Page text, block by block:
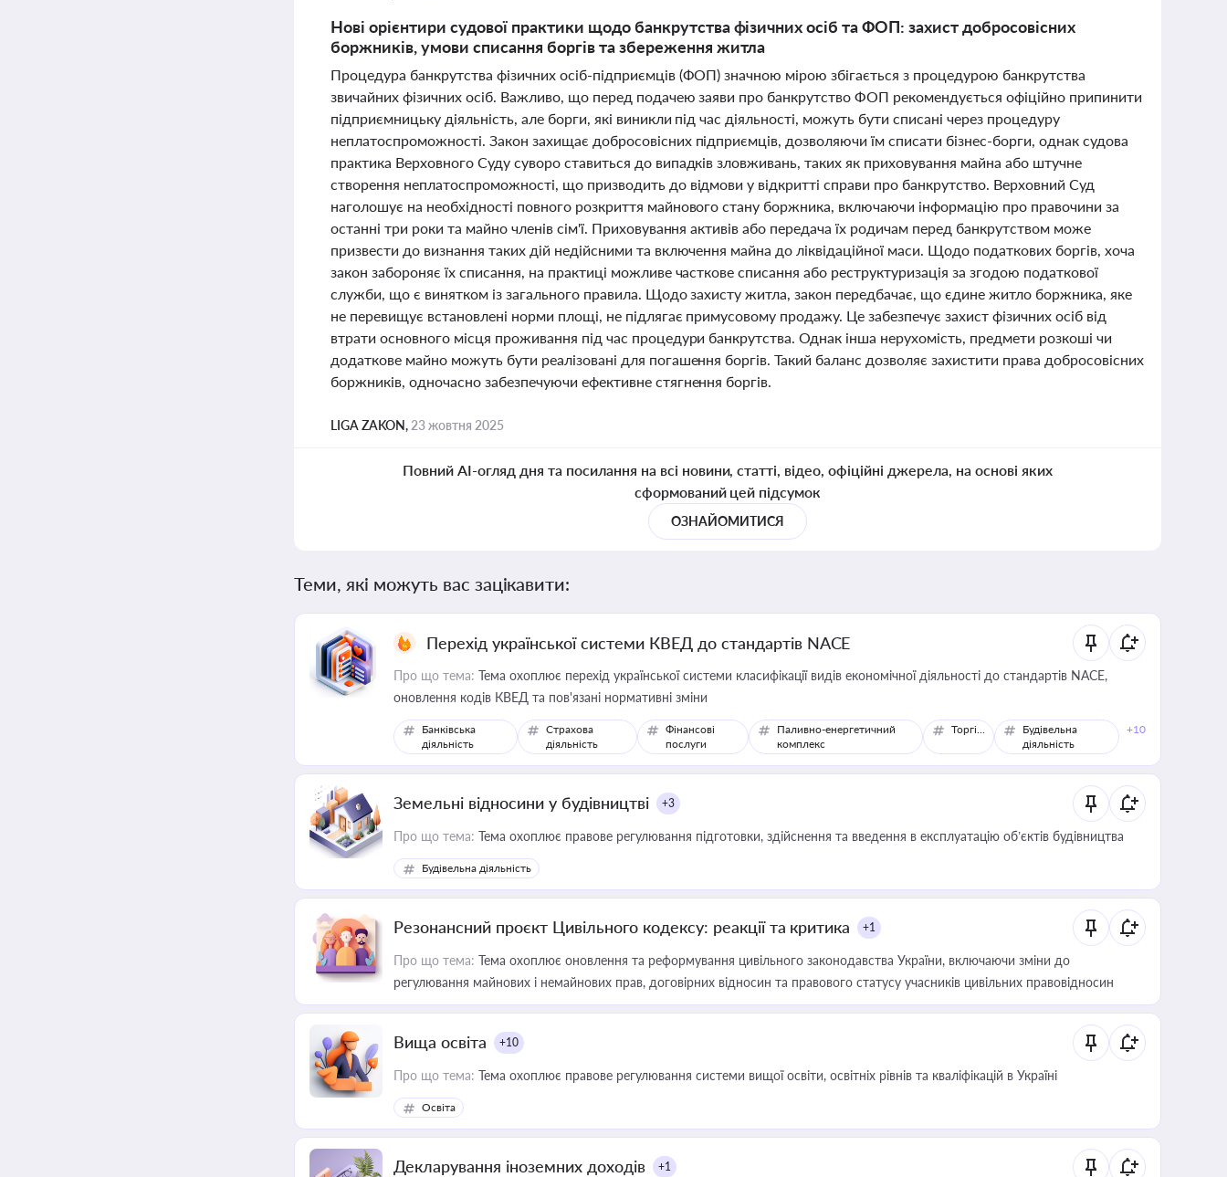
Нові орієнтири судової практики щодо банкрутства фізичних осіб та ФОП: захист добросовісних
боржників, умови списання боргів та збереження житла
Процедура банкрутства фізичних осіб-підприємців (ФОП) значною мірою збігається з процедурою банкрутства
звичайних фізичних осіб. Важливо, що перед подачею заяви про банкрутство ФОП рекомендується офіційно припинити
підприємницьку діяльність, але борги, які виникли під час діяльності, можуть бути списані через процедуру
неплатоспроможності. Закон захищає добросовісних підприємців, дозволяючи їм списати бізнес-борги, однак судова
практика Верховного Суду суворо ставиться до випадків зловживань, таких як приховування майна або штучне
створення неплатоспроможності, що призводить до відмови у відкритті справи про банкрутство. Верховний Суд
наголошує на необхідності повного розкриття майнового стану боржника, включаючи інформацію про правочини за
останні три роки та майно членів сім'ї. Приховування активів або передача їх родичам перед банкрутством може
призвести до визнання таких дій недійсними та включення майна до ліквідаційної маси. Щодо податкових боргів, хоча
закон забороняє їх списання, на практиці можливе часткове списання або реструктуризація за згодою податкової
служби, що є винятком із загального правила. Щодо захисту житла, закон передбачає, що єдине житло боржника, яке
не перевищує встановлені норми площі, не підлягає примусовому продажу. Це забезпечує захист фізичних осіб від
втрати основного місця проживання під час процедури банкрутства. Однак інша нерухомість, предмети розкоші чи
додаткове майно можуть бути реалізовані для погашення боргів. Такий баланс дозволяє захистити права добросовісних
боржників, одночасно забезпечуючи ефективне стягнення боргів.
LIGA ZAKON, 23 жовтня 2025
Повний AI-огляд дня та посилання на всі новини, статті, відео, офіційні джерела, на основі яких
сформований цей підсумок
ОЗНАЙОМИТИСЯ
Теми, які можуть вас зацікавити:
Перехід української системи КВЕД до стандартів NACE
Про що тема: Тема охоплює перехід української системи класифікації видів економічної діяльності до стандартів NACE,
оновлення кодів КВЕД та пов'язані нормативні зміни
Банківська
діяльність
Страхова
діяльність
Фінансові
послуги
Паливно-енергетичний
комплекс
Торгівля
Будівельна
діяльність
+10
Земельні відносини у будівництві +3
Про що тема: Тема охоплює правове регулювання підготовки, здійснення та введення в експлуатацію об’єктів будівництва
Будівельна діяльність
Резонансний проєкт Цивільного кодексу: реакції та критика +1
Про що тема: Тема охоплює оновлення та реформування цивільного законодавства України, включаючи зміни до
регулювання майнових і немайнових прав, договірних відносин та правового статусу учасників цивільних правовідносин
Вища освіта +10
Про що тема: Тема охоплює правове регулювання системи вищої освіти, освітніх рівнів та кваліфікацій в Україні
Освіта
Декларування іноземних доходів +1